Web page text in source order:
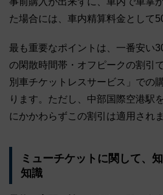
た場合には、車内精算料金として
最も重要なポイントは、一番安い
の閑散時間帯・オフピークの割引
別車チケットレスサービス」での
ります。ただし、中部国際空港駅
にかかわらずこの割引は適用されま
ミューチケットに関して、
知識